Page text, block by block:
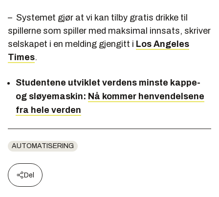
– Systemet gjør at vi kan tilby gratis drikke til
spillerne som spiller med maksimal innsats, skriver
selskapet i en melding gjengitt i Los Angeles
Times.
Studentene utviklet verdens minste kappe-
og sløyemaskin: Nå kommer henvendelsene
fra hele verden
AUTOMATISERING
Del